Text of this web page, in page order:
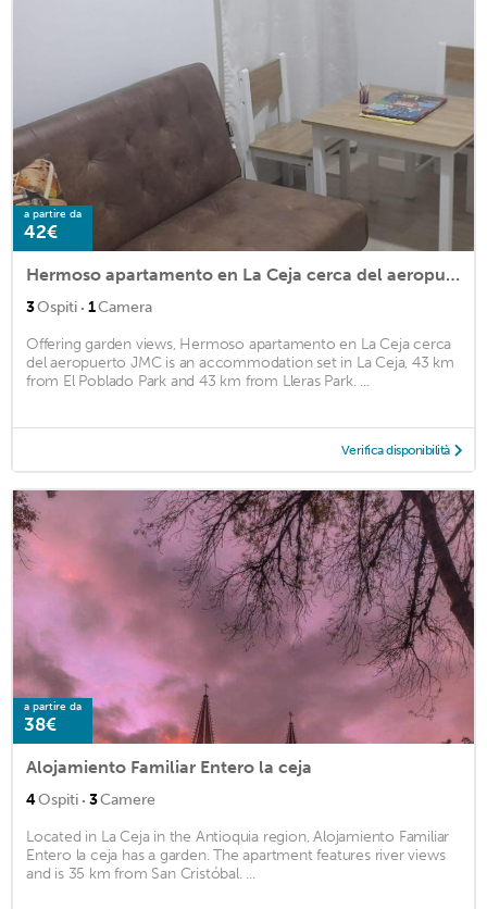
a partire da
42€
Hermoso apartamento en La Ceja cerca del aeropuerto JMC
3Ospiti · 1Camera
Offering garden views, Hermoso apartamento en La Ceja cerca
del aeropuerto JMC is an accommodation set in La Ceja, 43 km
from El Poblado Park and 43 km from Lleras Park. ...
Verifica disponibilità
a partire da
38€
Alojamiento Familiar Entero la ceja
4Ospiti · 3Camere
Located in La Ceja in the Antioquia region, Alojamiento Familiar
Entero la ceja has a garden. The apartment features river views
and is 35 km from San Cristóbal. ...